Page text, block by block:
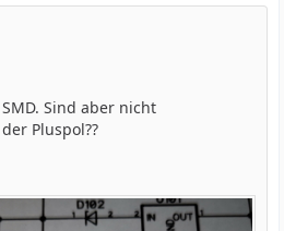
Sind aber nicht
Pluspol??